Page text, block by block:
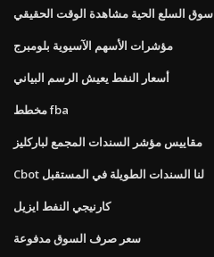
سوق السلع الحية مشاهدة الوقت الحقيقي
مؤشرات الأسهم الآسيوية بلومبرج
أسعار النفط يعيش الرسم البياني
مخطط fba
مقاييس مؤشر السندات المجمع لباركليز
Cbot لنا السندات الطويلة في المستقبل
كارنيجي النفط ايزيل
سعر صرف السوق مدفوعة